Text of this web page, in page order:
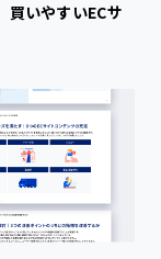
買いやすいECサ